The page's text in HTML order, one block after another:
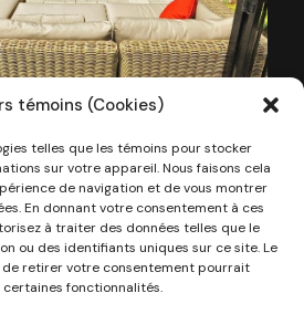
témoins (Cookies)
telles que les témoins pour stocker
sur votre appareil. Nous faisons cela
de navigation et de vous montrer
En donnant votre consentement à ces
à traiter des données telles que le
ou des identifiants uniques sur ce site. Le
retirer votre consentement pourrait
fonctionnalités.